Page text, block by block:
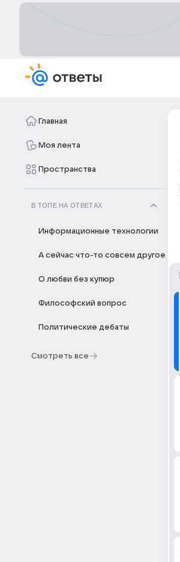
Главная
Моя лента
Пространства
В ТОПЕ НА ОТВЕТАХ
Информационные технологии
А сейчас что-то совсем другое
О любви без купюр
Философский вопрос
Политические дебаты
Смотреть все